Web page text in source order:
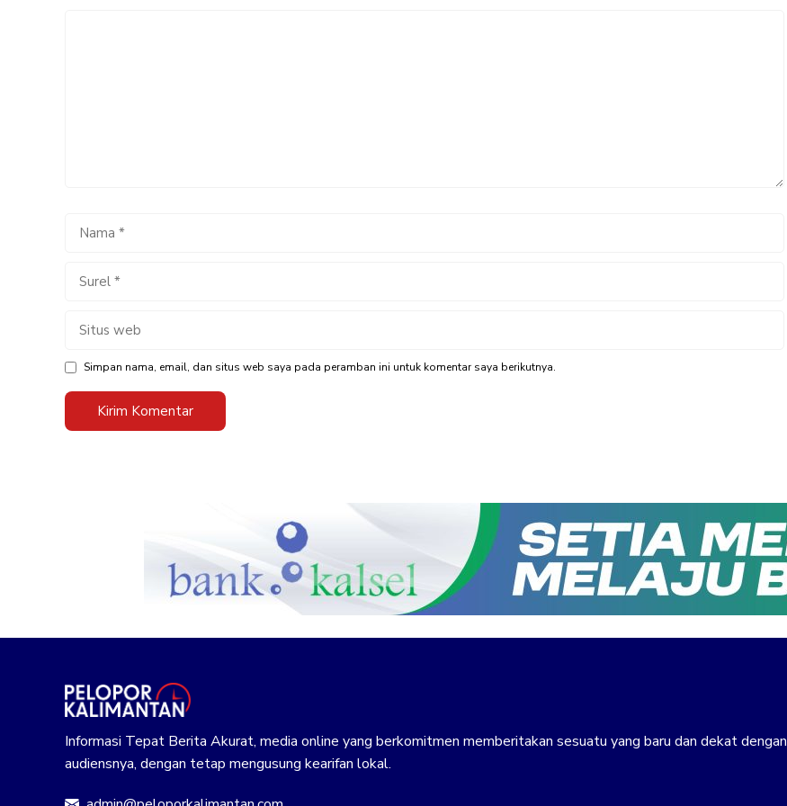
Nama
Surel
Situs
Simpan nama, email, dan situs web saya pada peramban ini untuk komentar saya berikutnya.
Informasi Tepat Berita Akurat, media online yang berkomitmen memberitakan sesuatu yang baru dan dekat dengan
audiensnya, dengan tetap mengusung kearifan lokal.